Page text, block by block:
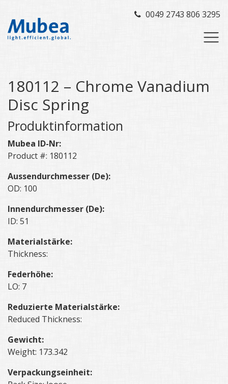
0049 2743 806 3295
180112 – Chrome Vanadium
Disc Spring
Produktinformation
Mubea ID-Nr:
Product #: 180112
Aussendurchmesser (De):
OD: 100
Innendurchmesser (De):
ID: 51
Materialstärke:
Thickness:
Federhöhe:
LO: 7
Reduzierte Materialstärke:
Reduced Thickness:
Gewicht:
Weight: 173.342
Verpackungseinheit: